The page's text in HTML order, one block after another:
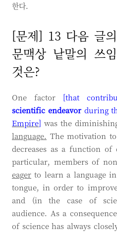
한다.
[문제] 13 다음 글
문맥상 낱말의 쓰
것은?
One factor [that
scientific endeavorduring
Empire] was the
language. The motivation
decreases as a function
particular, members of
eager to learn a language
tongue, in order to
and (in the case of
audience. As a
of science has always